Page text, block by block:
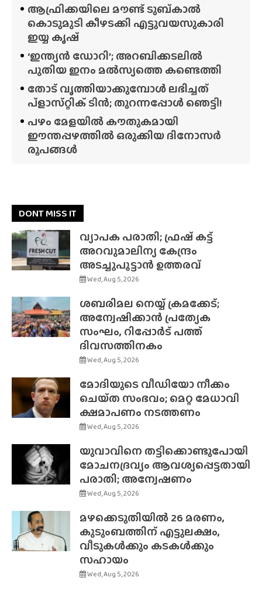
ആഫ്രിക്കയിലെ മൗണ്ട് ടുബ്‌കാൽ
കൊടുമുടി കീഴടക്കി എട്ടുവയസുകാരി
ഇയ്യ കൃഷ്
‘ഇന്ത്യൻ ഡോറി’; അറബിക്കടലിൽ
പുതിയ ഇനം മൽസ്യത്തെ കണ്ടെത്തി
തോട് വൃത്തിയാക്കുമ്പോൾ ലഭിച്ചത്
പ്‌ളാസ്‌റ്റിക് ടിൻ; തുറന്നപ്പോൾ ഞെട്ടി!
പഴം മേളയിൽ കൗതുകമായി
ഈന്തപ്പഴത്തിൽ ഒരുക്കിയ ദിനോസർ
രൂപങ്ങൾ
DONT MISS IT
വ്യാപക പരാതി; ഫ്രഷ് കട്ട്
അറവുമാലിന്യ കേന്ദ്രം
അടച്ചുപൂട്ടാൻ ഉത്തരവ്
Wed, Aug 5, 2026
ശബരിമല നെയ്യ് ക്രമക്കേട്;
അന്വേഷിക്കാൻ പ്രത്യേക
സംഘം, റിപ്പോർട് പത്ത്
ദിവസത്തിനകം
Wed, Aug 5, 2026
മോദിയുടെ വീഡിയോ നീക്കം
ചെയ്‌ത സംഭവം; മെറ്റ മേധാവി
ക്ഷമാപണം നടത്തണം
Wed, Aug 5, 2026
യുവാവിനെ തട്ടിക്കൊണ്ടുപോയി
മോചനദ്രവ്യം ആവശ്യപ്പെട്ടതായി
പരാതി; അന്വേഷണം
Wed, Aug 5, 2026
മഴക്കെടുതിയിൽ 26 മരണം,
കുടുംബത്തിന് എട്ടുലക്ഷം,
വീടുകൾക്കും കടകൾക്കും
സഹായം
Wed, Aug 5, 2026